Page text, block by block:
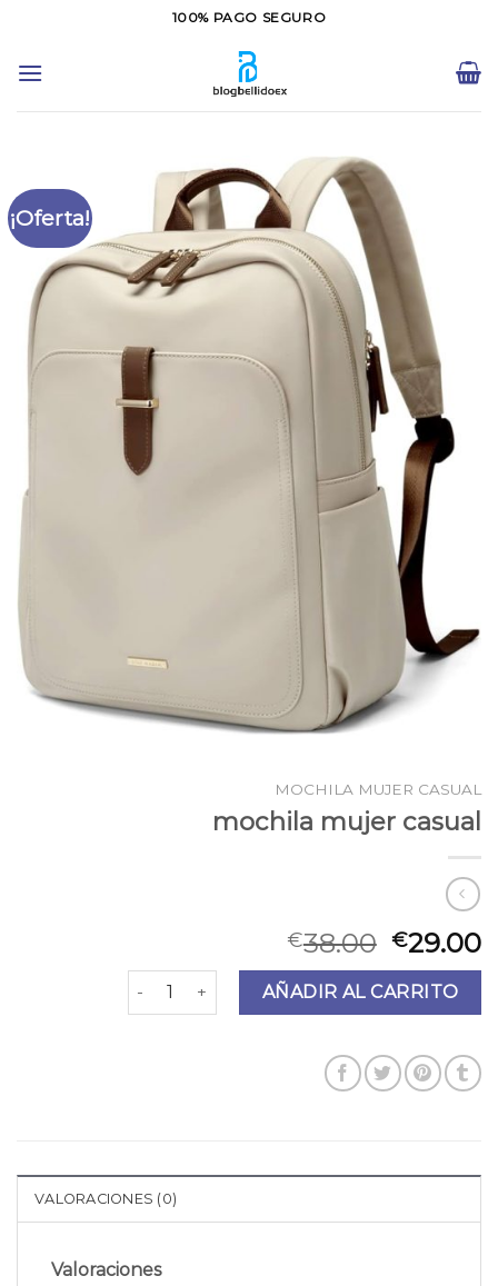
contenido
100% PAGO SEGURO
¡Oferta!
MOCHILA MUJER CASUAL
mochila mujer casual
€38.00 €29.00
mochila mujer casual cantidadAÑADIR AL CARRITO
VALORACIONES (0)
Valoraciones